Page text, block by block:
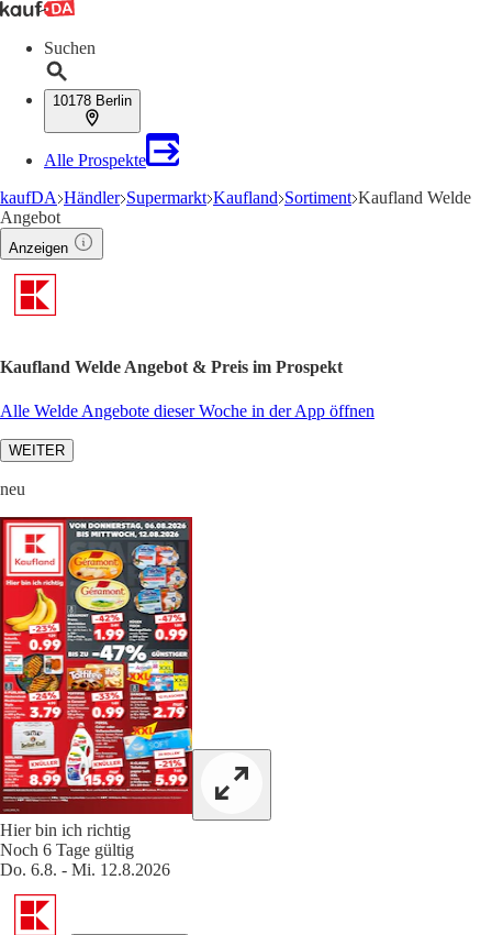
Suchen
10178 Berlin
Alle Prospekte
kaufDA Händler Supermarkt Kaufland Sortiment Kaufland Welde
Angebot
Anzeigen
Kaufland Welde Angebot & Preis im Prospekt
Alle Welde Angebote dieser Woche in der App öffnen
WEITER
neu
Hier bin ich richtig
Noch 6 Tage gültig
Do. 6.8. - Mi. 12.8.2026